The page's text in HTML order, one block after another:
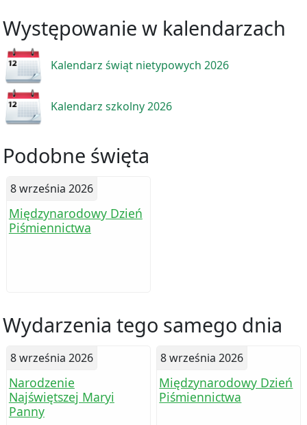
Występowanie w kalendarzach
Kalendarz świąt nietypowych 2026
Kalendarz szkolny 2026
Podobne święta
8 września 2026
Międzynarodowy Dzień
Piśmiennictwa
Wydarzenia tego samego dnia
8 września 2026
Narodzenie
Najświętszej Maryi
Panny
8 września 2026
Międzynarodowy Dzień
Piśmiennictwa